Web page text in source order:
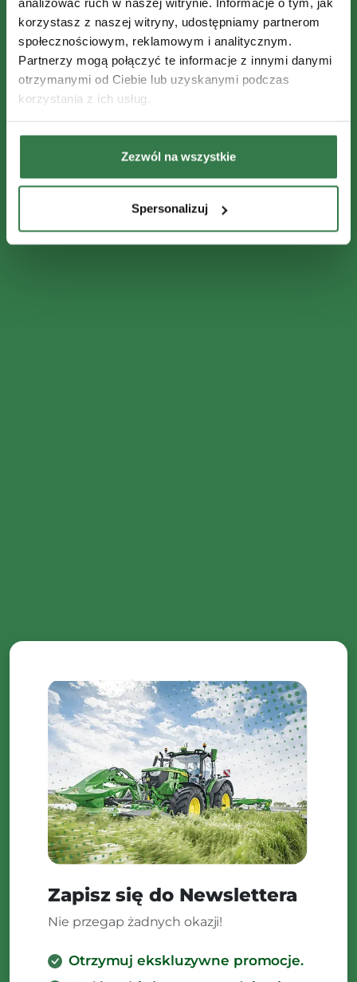
korzystasz z naszej witryny, udostępniamy partnerom
społecznościowym, reklamowym i analitycznym.
Partnerzy mogą połączyć te informacje z innymi danymi
otrzymanymi od Ciebie lub uzyskanymi podczas
korzystania z ich usług.
Zezwól na wszystkie
Spersonalizuj
Zapisz się do Newslettera
Nie przegap żadnych okazji!
Otrzymuj ekskluzywne promocje.